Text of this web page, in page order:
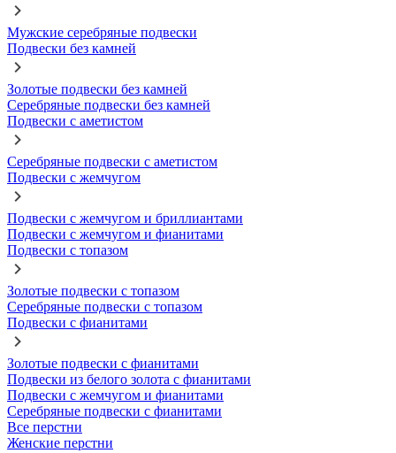
Мужские серебряные подвески
Подвески без камней
Золотые подвески без камней
Серебряные подвески без камней
Подвески с аметистом
Серебряные подвески с аметистом
Подвески с жемчугом
Подвески с жемчугом и бриллиантами
Подвески с жемчугом и фианитами
Подвески с топазом
Золотые подвески с топазом
Серебряные подвески с топазом
Подвески с фианитами
Золотые подвески с фианитами
Подвески из белого золота с фианитами
Подвески с жемчугом и фианитами
Серебряные подвески с фианитами
Все перстни
Женские перстни